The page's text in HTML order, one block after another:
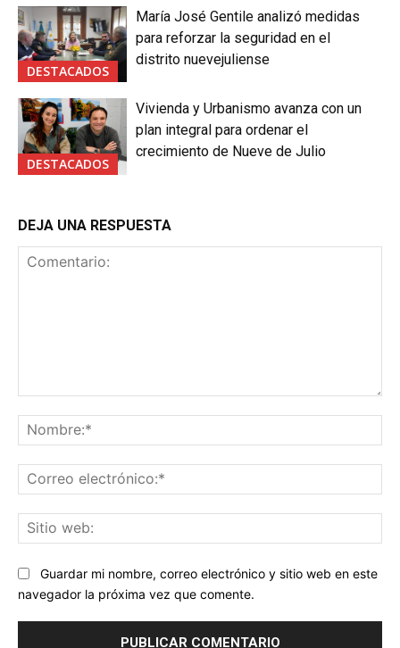
DESTACADOS
María José Gentile analizó medidas
para reforzar la seguridad en el
distrito nuevejuliense
DESTACADOS
Vivienda y Urbanismo avanza con un
plan integral para ordenar el
crecimiento de Nueve de Julio
DEJA UNA RESPUESTA
Guardar mi nombre, correo electrónico y sitio web en este
navegador la próxima vez que comente.